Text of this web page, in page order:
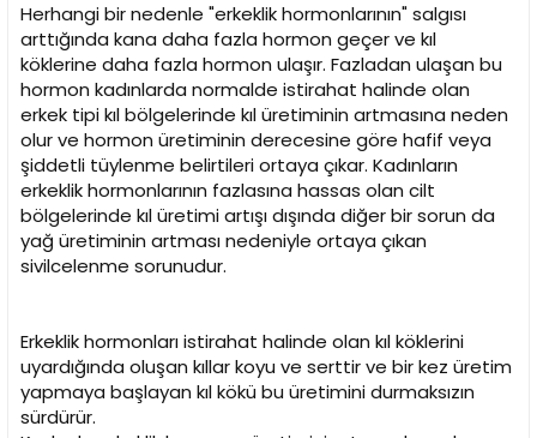
Herhangi bir nedenle "erkeklik hormonlarının" salgısı
arttığında kana daha fazla hormon geçer ve kıl
köklerine daha fazla hormon ulaşır. Fazladan ulaşan bu
hormon kadınlarda normalde istirahat halinde olan
erkek tipi kıl bölgelerinde kıl üretiminin artmasına neden
olur ve hormon üretiminin derecesine göre hafif veya
şiddetli tüylenme belirtileri ortaya çıkar. Kadınların
erkeklik hormonlarının fazlasına hassas olan cilt
bölgelerinde kıl üretimi artışı dışında diğer bir sorun da
yağ üretiminin artması nedeniyle ortaya çıkan
sivilcelenme sorunudur.
Erkeklik hormonları istirahat halinde olan kıl köklerini
uyardığında oluşan kıllar koyu ve serttir ve bir kez üretim
yapmaya başlayan kıl kökü bu üretimini durmaksızın
sürdürür.